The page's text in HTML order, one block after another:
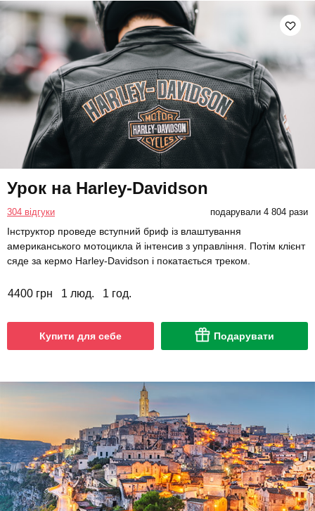
Урок на Harley-Davidson
304 відгуки подарували 4 804 рази
Інструктор проведе вступний бриф із влаштування
американського мотоцикла й інтенсив з управління. Потім клієнт
сяде за кермо Harley-Davidson і покатається треком.
4400 грн 1 люд. 1 год.
Купити для себе Подарувати